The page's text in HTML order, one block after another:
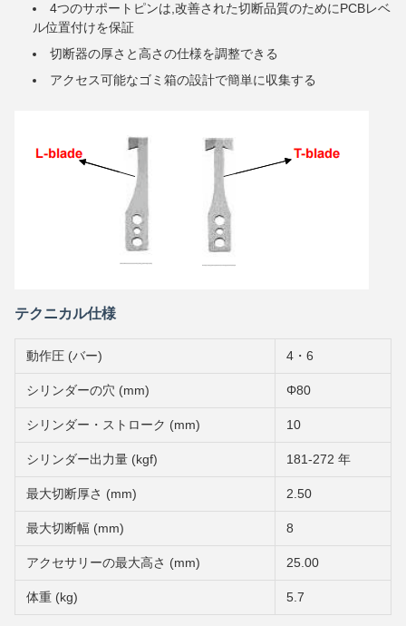
4つのサポートピンは,改善された切断品質のためにPCBレベ
ル位置付けを保証
切断器の厚さと高さの仕様を調整できる
アクセス可能なゴミ箱の設計で簡単に収集する
テクニカル仕様
動作圧 (バー) 4・6
シリンダーの穴 (mm) Φ80
シリンダー・ストローク (mm) 10
シリンダー出力量 (kgf) 181-272 年
最大切断厚さ (mm) 2.50
最大切断幅 (mm) 8
アクセサリーの最大高さ (mm) 25.00
体重 (kg) 5.7